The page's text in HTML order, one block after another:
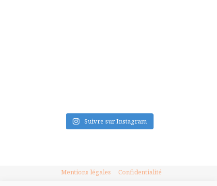
Suivre sur Instagram
Mentions légales Confidentialité